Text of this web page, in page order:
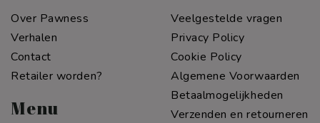
Over Pawness
Verhalen
Contact
Retailer worden?
Menu
Veelgestelde vragen
Privacy Policy
Cookie Policy
Algemene Voorwaarden
Betaalmogelijkheden
Verzenden en retourneren